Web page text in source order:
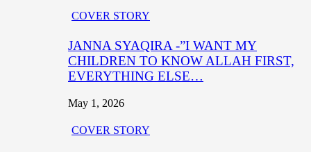
COVER STORY
JANNA SYAQIRA -”I WANT MY
CHILDREN TO KNOW ALLAH FIRST,
EVERYTHING ELSE…
May 1, 2026
COVER STORY